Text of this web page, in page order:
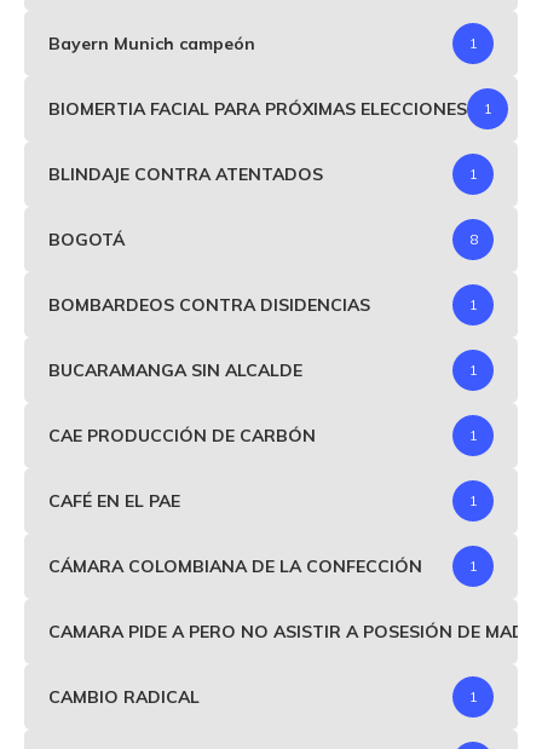
Bayern Munich campeón 1
BIOMERTIA FACIAL PARA PRÓXIMAS ELECCIONES 1
BLINDAJE CONTRA ATENTADOS 1
BOGOTÁ 8
BOMBARDEOS CONTRA DISIDENCIAS 1
BUCARAMANGA SIN ALCALDE 1
CAE PRODUCCIÓN DE CARBÓN 1
CAFÉ EN EL PAE 1
CÁMARA COLOMBIANA DE LA CONFECCIÓN 1
CAMARA PIDE A PERO NO ASISTIR A POSESIÓN DE
CAMBIO RADICAL 1